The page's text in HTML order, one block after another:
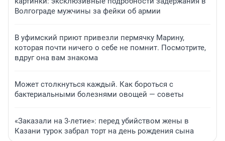
Волгограде мужчины за фейки об армии
В уфимский приют привезли пермячку Марину,
которая почти ничего о себе не помнит. Посмотрите,
вдруг она вам знакома
Может столкнуться каждый. Как бороться с
бактериальными болезнями овощей — советы
«Заказали на 3-летие»: перед убийством жены в
Казани турок забрал торт на день рождения сына